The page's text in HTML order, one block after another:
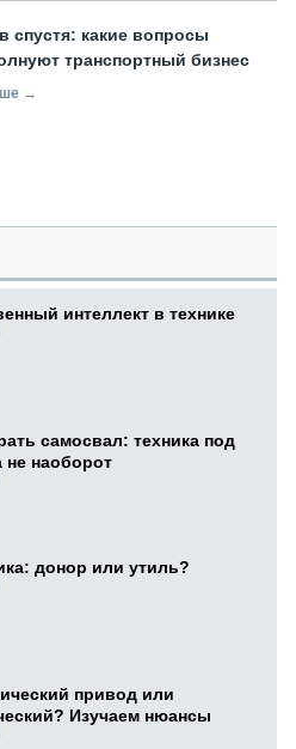
спустя: какие вопросы
транспортный бизнес
→
интеллект в технике
самосвал: техника под
не наоборот
донор или утиль?
привод или
Изучаем нюансы